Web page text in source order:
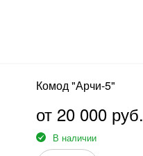
Комод "Арчи-5"
от 20 000 руб.
В наличии